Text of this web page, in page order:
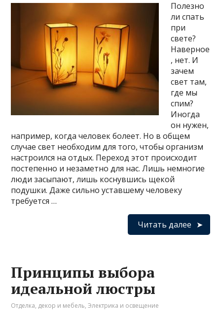
Полезно
ли спать
при
свете?
Наверное
, нет. И
зачем
свет там,
где мы
спим?
Иногда
он нужен,
например, когда человек болеет. Но в общем
случае свет необходим для того, чтобы организм
настроился на отдых. Переход этот происходит
постепенно и незаметно для нас. Лишь немногие
люди засыпают, лишь коснувшись щекой
подушки. Даже сильно уставшему человеку
требуется …
Читать далее
Принципы выбора
идеальной люстры
Отделка, декор и мебель,Электрика и освещение